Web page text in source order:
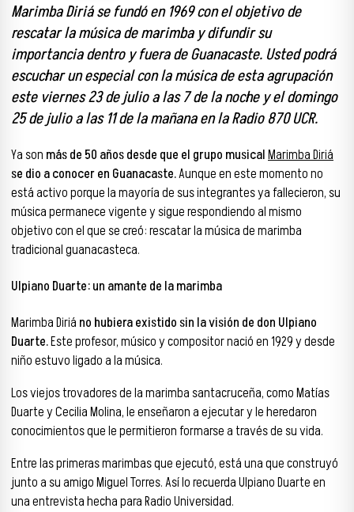
Marimba Diriá se fundó en 1969 con el objetivo de
rescatar la música de marimba y difundir su
importancia dentro y fuera de Guanacaste. Usted podrá
escuchar un especial con la música de esta agrupación
este viernes 23 de julio a las 7 de la noche y el domingo
25 de julio a las 11 de la mañana en la Radio 870 UCR.
Ya son más de 50 años desde que el grupo musicalMarimba Diriá
se dio a conocer en Guanacaste.Aunque en este momento no
está activo porque la mayoría de sus integrantes ya fallecieron, su
música permanece vigente y sigue respondiendo al mismo
objetivo con el que se creó: rescatar la música de marimba
tradicional guanacasteca.
Ulpiano Duarte: un amante de la marimba
Marimba Diriá no hubiera existido sin la visión de don Ulpiano
Duarte.Este profesor, músico y compositor nació en 1929 y desde
niño estuvo ligado a la música.
Los viejos trovadores de la marimba santacruceña, como Matías
Duarte y Cecilia Molina, le enseñaron a ejecutar y le heredaron
conocimientos que le permitieron formarse a través de su vida.
Entre las primeras marimbas que ejecutó, está una que construyó
junto a su amigo Miguel Torres. Así lo recuerda Ulpiano Duarte en
una entrevista hecha para Radio Universidad.